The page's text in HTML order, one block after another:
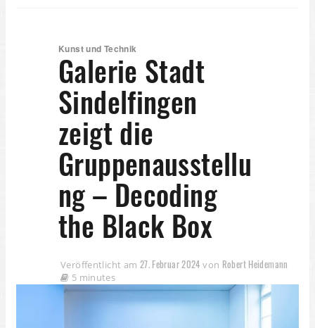
Kunst und Technik
Galerie Stadt
Sindelfingen
zeigt die
Gruppenausstellu
ng – Decoding
the Black Box
Veröffentlicht am 27. Februar 2024 von Robert Heidemann
5 minutes